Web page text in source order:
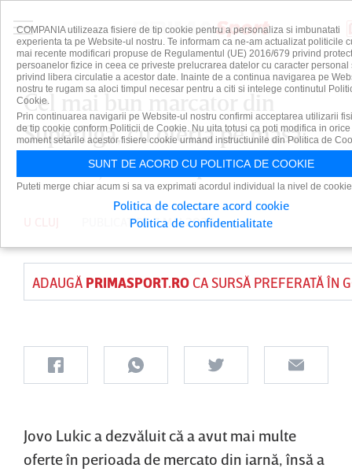
Cel mai bun marcator din
Superligă, cu oferta pe masă:
”Nu e aşa o mare problemă!”
PUBLICAT PE 7 MAI 2026
ADAUGĂ PRIMASPORT.ROCA SURSĂ PREFERATĂ ÎN
Jovo Lukic a dezvăluit că a avut mai multe
oferte în perioada de mercato din iarnă, însă a
COMPANIA utilizeaza fisiere de tip cookie pentru a personaliza si imbunatati
experienta ta pe Website-ul nostru. Te informam ca ne-am actualizat politicile
mai recente modificari propuse de Regulamentul (UE) 2016/679 privind
persoanelor fizice in ceea ce priveste prelucrarea datelor cu caracter personal
privind libera circulatie a acestor date. Inainte de a continua navigarea pe
nostru te rugam sa aloci timpul necesar pentru a citi si intelege continutul
Cookie.
Prin continuarea navigarii pe Website-ul nostru confirmi acceptarea utilizarii
de tip cookie conform Politicii de Cookie. Nu uita totusi ca poti modifica in orice
moment setarile acestor fisiere cookie urmand instructiunile din Politica de
SUNT DE ACORD CU POLITICA DE COOKIE
Puteti merge chiar acum si sa va exprimati acordul individual la nivel de
Politica de colectare acord cookie
Politica de confidentialitate